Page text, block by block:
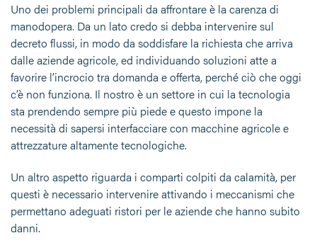
Uno dei problemi principali da affrontare è la carenza di
manodopera. Da un lato credo si debba intervenire sul
decreto flussi, in modo da soddisfare la richiesta che arriva
dalle aziende agricole, ed individuando soluzioni atte a
favorire l’incrocio tra domanda e offerta, perché ciò che oggi
c’è non funziona. Il nostro è un settore in cui la tecnologia
sta prendendo sempre più piede e questo impone la
necessità di sapersi interfacciare con macchine agricole e
attrezzature altamente tecnologiche.
Un altro aspetto riguarda i comparti colpiti da calamità, per
questi è necessario intervenire attivando i meccanismi che
permettano adeguati ristori per le aziende che hanno subito
danni.